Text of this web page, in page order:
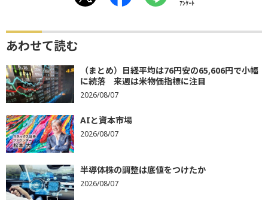
ｱﾝｹｰﾄ
あわせて読む
（まとめ）日経平均は76円安の65,606円で小幅
に続落 来週は米物価指標に注目
2026/08/07
AIと資本市場
2026/08/07
半導体株の調整は底値をつけたか
2026/08/07